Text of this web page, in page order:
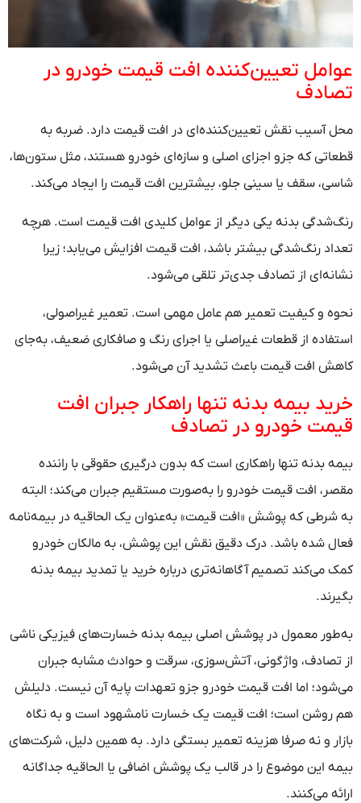
عوامل تعیین‌کننده افت قیمت خودرو در
تصادف
محل آسیب‌ نقش تعیین‌کننده‌ای در افت قیمت دارد. ضربه به
قطعاتی که جزو اجزای اصلی و سازه‌ای خودرو هستند، مثل ستون‌ها،
شاسی، سقف یا سینی جلو، بیشترین افت قیمت را ایجاد می‌کند.
رنگ‌شدگی بدنه یکی دیگر از عوامل کلیدی افت قیمت است. هرچه
تعداد رنگ‌شدگی بیشتر باشد، افت قیمت افزایش می‌یابد؛ زیرا
نشانه‌ای از تصادف جدی‌تر تلقی می‌شود.
نحوه و کیفیت تعمیر هم عامل مهمی است. تعمیر غیراصولی،
استفاده از قطعات غیراصلی یا اجرای رنگ و صافکاری ضعیف، به‌جای
کاهش افت قیمت باعث تشدید آن می‌شود.
خرید بیمه بدنه تنها راهکار جبران افت
قیمت خودرو در تصادف
بیمه بدنه تنها راهکاری است که بدون درگیری حقوقی با راننده
مقصر، افت قیمت خودرو را به‌صورت مستقیم جبران می‌کند؛ البته
به شرطی که پوشش «افت قیمت» به‌عنوان یک الحاقیه در بیمه‌نامه
فعال شده باشد. درک دقیق نقش این پوشش، به مالکان خودرو
کمک می‌کند تصمیم آگاهانه‌تری درباره خرید یا تمدید بیمه بدنه
بگیرند.
به‌طور معمول در پوشش اصلی بیمه بدنه خسارت‌های فیزیکی ناشی
از تصادف، واژگونی، آتش‌سوزی، سرقت و حوادث مشابه جبران
می‌شود؛ اما افت قیمت خودرو جزو تعهدات پایه آن نیست. دلیلش
هم روشن است؛ افت قیمت یک خسارت نامشهود است و به نگاه
بازار و نه صرفا هزینه تعمیر بستگی دارد. به همین دلیل، شرکت‌های
بیمه این موضوع را در قالب یک پوشش اضافی یا الحاقیه جداگانه
ارائه می‌کنند.